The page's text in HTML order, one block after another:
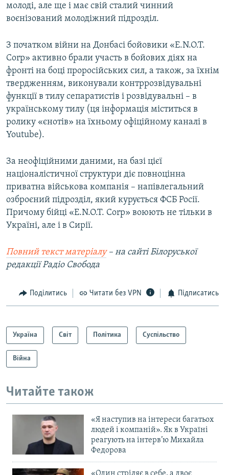
молоді, але ще і має свій сталий чинний
воєнізований молодіжний підрозділ.
З початком війни на Донбасі бойовики «E.N.O.T.
Corp» активно брали участь в бойових діях на
фронті на боці проросійських сил, а також, за їхнім
твердженням, виконували контррозвідувальні
функції в тилу сепаратистів і розвідувальні – в
українському тилу (ця інформація міститься в
ролику «єнотів» на їхньому офіційному каналі в
Youtube).
За неофіційними даними, на базі цієї
націоналістичної структури діє повноцінна
приватна військова компанія – напівлегальний
озброєний підрозділ, який курується ФСБ Росії.
Причому бійці «E.N.O.T. Corp» воюють не тільки в
Україні, але і в Сирії.
Повний текст матеріалу – на сайті Білоруської
редакції Радіо Свобода
Поділитись Читати без VPN Підписатись
Україна Світ Політика Суспільство
Війна
Читайте також
«Я наступив на інтереси багатьох
людей і компаній». Як в Україні
реагують на інтерв’ю Михайла
Федорова
«Один стріляє в себе, а двоє